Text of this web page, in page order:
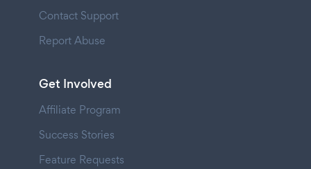
Contact Support
Report Abuse
Get Involved
Affiliate Program
Success Stories
Feature Requests